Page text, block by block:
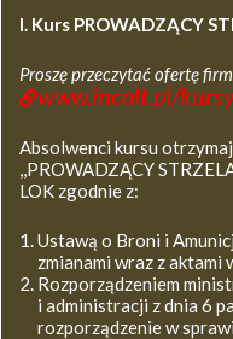
I. Kurs PROWADZĄCY
Proszę przeczytać ofertę
www.incolt.pl/
Absolwenci kursu
,,PROWADZĄCY
LOK zgodnie z:
Ustawą o Broni i
zmianami wraz z aktami
Rozporządzeniem
i administracji z dnia 6
rozporządzenie w